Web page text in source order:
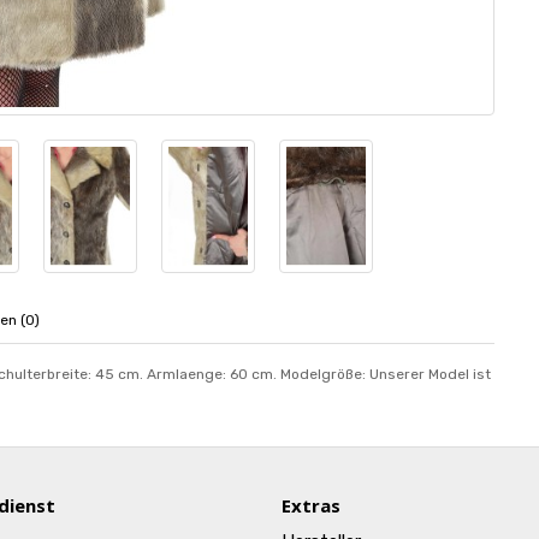
(0)
45 cm. Armlaenge: 60 cm. Modelgröße: Unserer Model ist
Extras